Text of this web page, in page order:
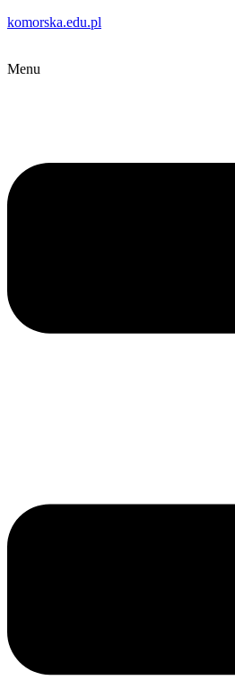
komorska.edu.pl
Menu